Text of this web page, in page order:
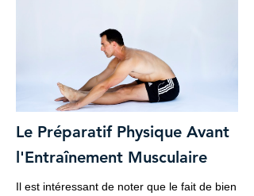
Le Préparatif Physique Avant
l'Entraînement Musculaire
Il est intéressant de noter que le fait de bien